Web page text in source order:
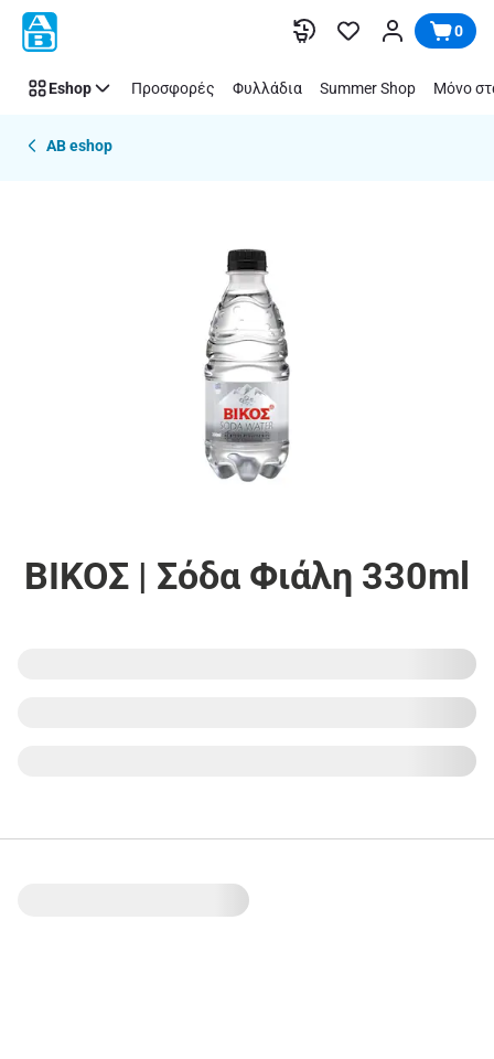
Παράλειψη 0
Eshop Προσφορές Φυλλάδια Summer Shop Μόνο
AB eshop
ΒΙΚΟΣ | Σόδα Φιάλη 330ml